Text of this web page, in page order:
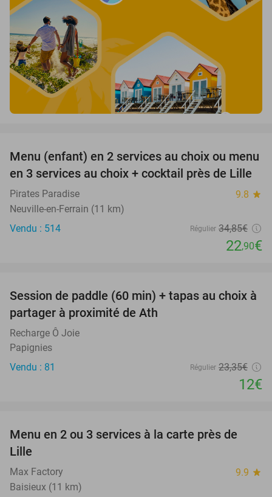
34%
Menu (enfant) en 2 services au choix ou menu
en 3 services au choix + cocktail près de Lille
Pirates Paradise 9.8 star
Neuville-en-Ferrain (11 km)
Vendu : 514
Régulier 34,85€
22,90€
49%
Session de paddle (60 min) + tapas au choix à
partager à proximité de Ath
Recharge Ô Joie
Papignies
Vendu : 81
Régulier 23,35€
12€
39%
Menu en 2 ou 3 services à la carte près de
Lille
Max Factory 9.9 star
Baisieux (11 km)